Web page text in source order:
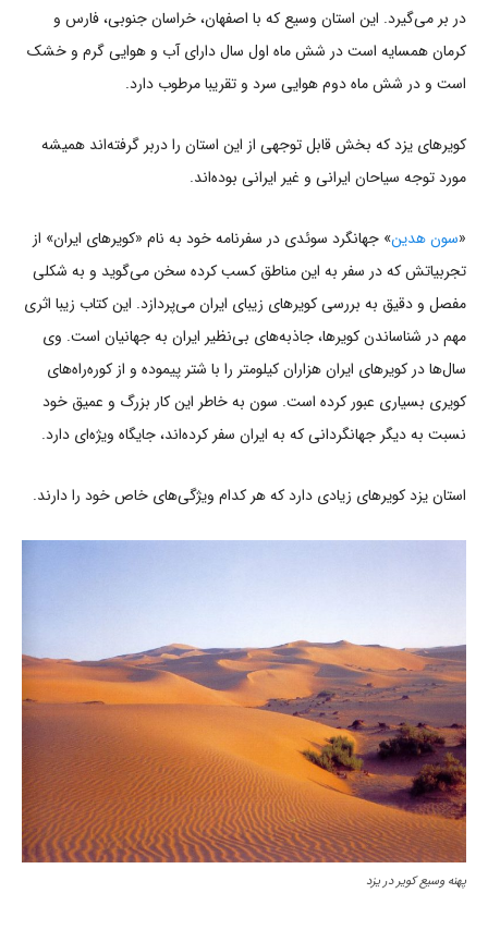
در بر می‌گیرد. این استان وسیع که با اصفهان، خراسان جنوبی، فارس و
کرمان همسایه است در شش ماه اول سال دارای آب و هوایی گرم و خشک
است و در شش ماه دوم هوایی سرد و تقریبا مرطوب دارد.
کویرهای یزد که بخش قابل توجهی از این استان را دربر گرفته‌اند همیشه
مورد توجه سیاحان ایرانی و غیر ایرانی بوده‌اند.
«سون هدین» جهانگرد سوئدی در سفرنامه خود به نام «کویرهای ایران» از
تجربیاتش که در سفر به این مناطق کسب کرده سخن می‌گوید و به شکلی
مفصل و دقیق به بررسی کویرهای زیبای ایران می‌پردازد. این کتاب زیبا اثری
مهم در شناساندن کویرها، جاذبه‌های بی‌نظیر ایران به جهانیان است. وی
سال‌ها در کویرهای ایران هزاران کیلومتر را با شتر پیموده و از کوره‌راه‌های
کویری بسیاری عبور کرده است. سون به خاطر این کار بزرگ و عمیق خود
نسبت به دیگر جهانگردانی که به ایران سفر کرده‌اند، جایگاه ویژه‌ای دارد.
استان یزد کویرهای زیادی دارد که هر کدام ویژگی‌های خاص خود را دارند.
پهنه وسیع کویر در یزد